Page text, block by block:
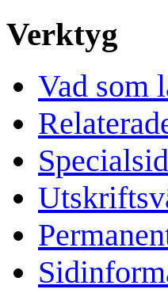
Verktyg
Vad som